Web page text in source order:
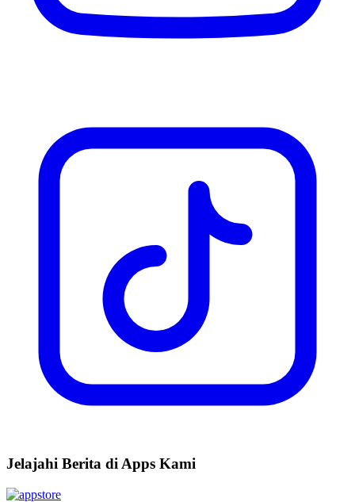
Jelajahi Berita di Apps Kami